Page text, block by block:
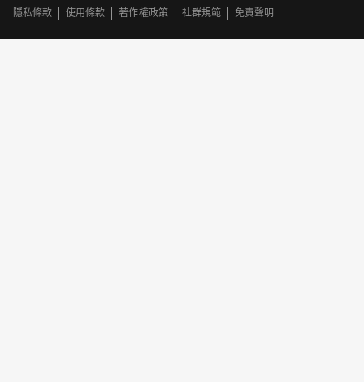
隱私條款
使用條款 著作權政策 社群規範 免責聲明